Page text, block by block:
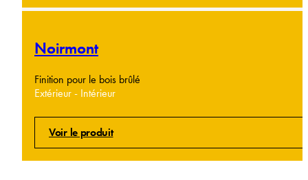
Noirmont
Finition pour le bois brûlé
Extérieur - Intérieur
Voir le produit